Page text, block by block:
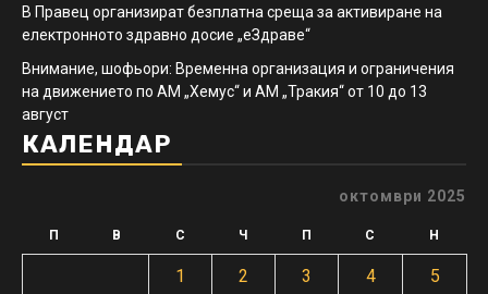
В Правец организират безплатна среща за активиране на
електронното здравно досие „еЗдраве“
Внимание, шофьори: Временна организация и ограничения
на движението по АМ „Хемус“ и АМ „Тракия“ от 10 до 13
август
КАЛЕНДАР
октомври 2025
П В С Ч П С Н
1 2 3 4 5